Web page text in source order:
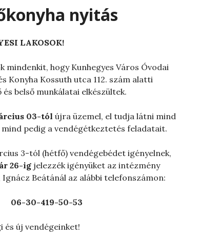
nyitás
LAKOSOK!
hogy Kunhegyes Város Óvodai
Konyha Kossuth utca 112. szám alatti
belső munkálatai elkészültek.
03-tól újra üzemel, el tudja látni mind
pedig a vendégétkeztetés feladatait.
3-tól (hétfő) vendégebédet igényelnek,
26-ig jelezzék igényüket az intézmény
Beátánál az alábbi telefonszámon:
06-30-419-50-53
új vendégeinket!